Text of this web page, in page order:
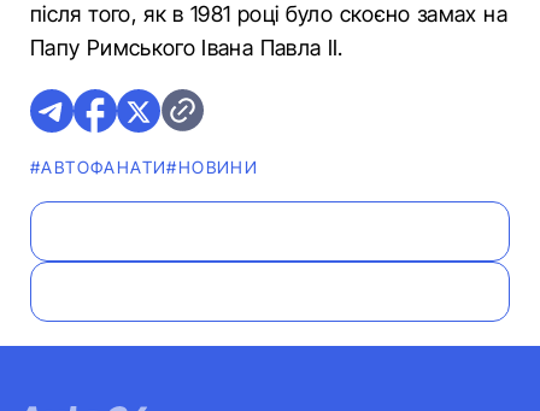
після того, як в 1981 році було скоєно замах на
Папу Римського Івана Павла II.
#АВТОФАНАТИ#НОВИНИ